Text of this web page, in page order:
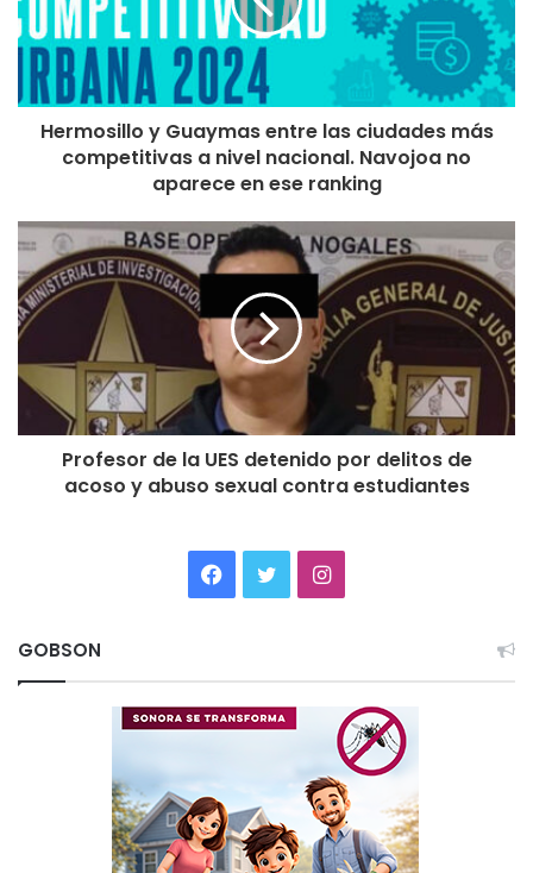
Hermosillo y Guaymas entre las ciudades más
competitivas a nivel nacional. Navojoa no
aparece en ese ranking
Profesor de la UES detenido por delitos de
acoso y abuso sexual contra estudiantes
Facebook
TwitterInstagram
GOBSON